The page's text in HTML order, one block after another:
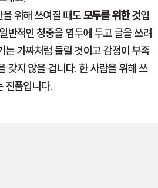
을 위해 쓰여질 때도모두를 위한 것입
반적인 청중을 염두에 두고 글을 쓰려
는 가짜처럼 들릴 것이고 감정이 부족
갖지 않을 겁니다. 한 사람을 위해 쓰
진품입니다.